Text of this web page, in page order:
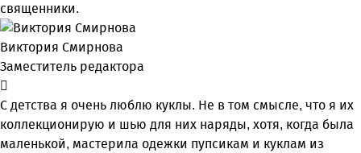
священники.
Виктория Смирнова
Заместитель редактора
С детства я очень люблю куклы. Не в том смысле, что я их
коллекционирую и шью для них наряды, хотя, когда была
маленькой, мастерила одежки пупсикам и куклам из